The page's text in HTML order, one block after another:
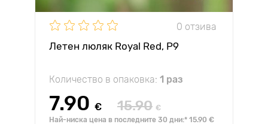
0 отзива
Летен люляк Royal Red, P9
Количество в опаковка: 1 раз
7.90 € 15.90 €
Най-ниска цена в последните 30 дни:* 15.90 €